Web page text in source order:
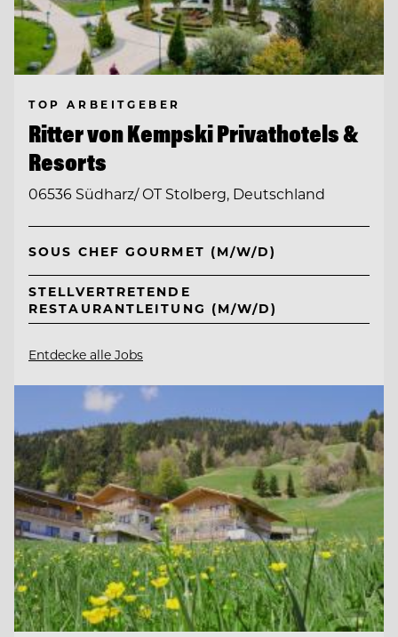
TOP ARBEITGEBER
Ritter von Kempski Privathotels &
Resorts
06536 Südharz/ OT Stolberg, Deutschland
SOUS CHEF GOURMET (M/W/D)
STELLVERTRETENDE
RESTAURANTLEITUNG (M/W/D)
Entdecke alle Jobs